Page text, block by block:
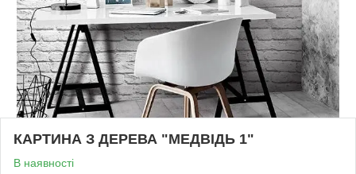
КАРТИНА З ДЕРЕВА "МЕДВІДЬ 1"
В наявності